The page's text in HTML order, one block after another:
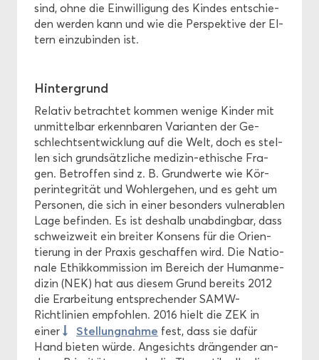
sind, ohne die Ein­wil­li­gung des Kin­des ent­schie­
den wer­den kann und wie die Per­spek­ti­ve der El­
tern ein­zu­bin­den ist.
Hin­ter­grund
Re­la­tiv be­trach­tet kom­men we­ni­ge Kin­der mit
un­mit­tel­bar er­kenn­ba­ren Va­ri­an­ten der Ge­
schlechts­ent­wick­lung auf die Welt, doch es stel­
len sich grund­sätz­li­che medizin-​ethische Fra­
gen. Be­trof­fen sind z. B. Grund­wer­te wie Kör­
per­in­te­gri­tät und Wohl­erge­hen, und es geht um
Per­so­nen, die sich in einer be­son­ders vul­ner­a­blen
Lage be­fin­den. Es ist des­halb un­ab­ding­bar, dass
schweiz­weit ein brei­ter Kon­sens für die Ori­en­
tie­rung in der Pra­xis ge­schaf­fen wird. Die Na­tio­
na­le Ethik­kom­mis­si­on im Be­reich der Hu­man­me­
di­zin (NEK) hat aus die­sem Grund be­reits 2012
die Er­ar­bei­tung ent­spre­chen­der SAMW-​
Richtlinien emp­foh­len. 2016 hielt die ZEK in
einer
Stel­lung­nah­me fest, dass sie dafür
Hand bie­ten würde. An­ge­sichts drän­gen­der an­